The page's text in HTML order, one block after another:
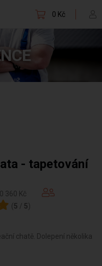
0 Kč
- tapetování
360 Kč
( 5 / 5)
chatě. Dolepení několika